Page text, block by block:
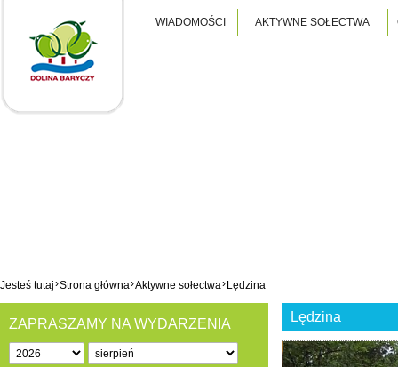
WIADOMOŚCI AKTYWNE SOŁECTWA
Jesteś tutaj›Strona główna›Aktywne sołectwa›Lędzina
ZAPRASZAMY NA WYDARZENIA Lędzina